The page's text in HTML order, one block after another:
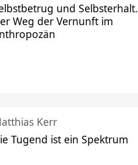
und Selbsterhalt.
Weg der Vernunft im
Kerr
Tugend ist ein Spektrum